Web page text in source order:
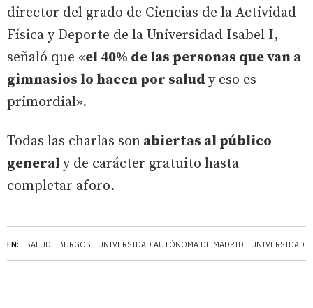
EN: SALUD BURGOS UNIVERSIDAD AUTÓNOMA DE MADRID UNIVERSIDAD
director del grado de Ciencias de la Actividad
Física y Deporte de la Universidad Isabel I,
señaló que «el 40% de las personas que van a
gimnasios lo hacen por salud y eso es
primordial».
Todas las charlas son abiertas al público
general y de carácter gratuito hasta
completar aforo.